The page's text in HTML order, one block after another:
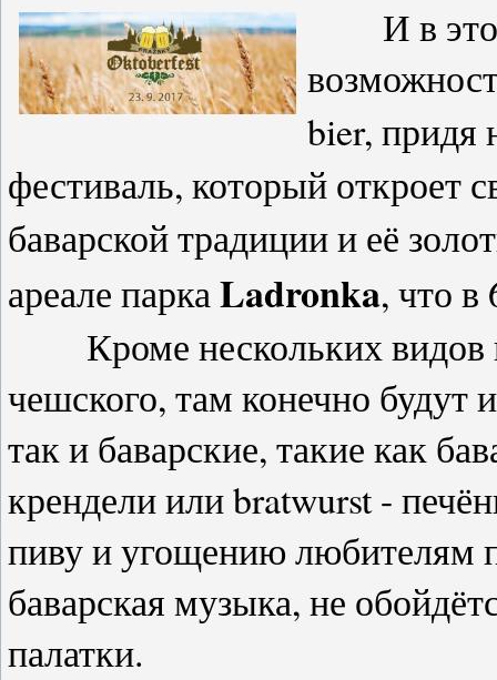
И в этом
bier, придя
фестиваль, который откроет
баварской традиции и её
ареале паркаLadronka, что в
Кроме нескольких видов
чешского, там конечно будут
так и баварские, такие как
крендели или bratwurst -
пиву и угощению любителям
баварская музыка, не
палатки.